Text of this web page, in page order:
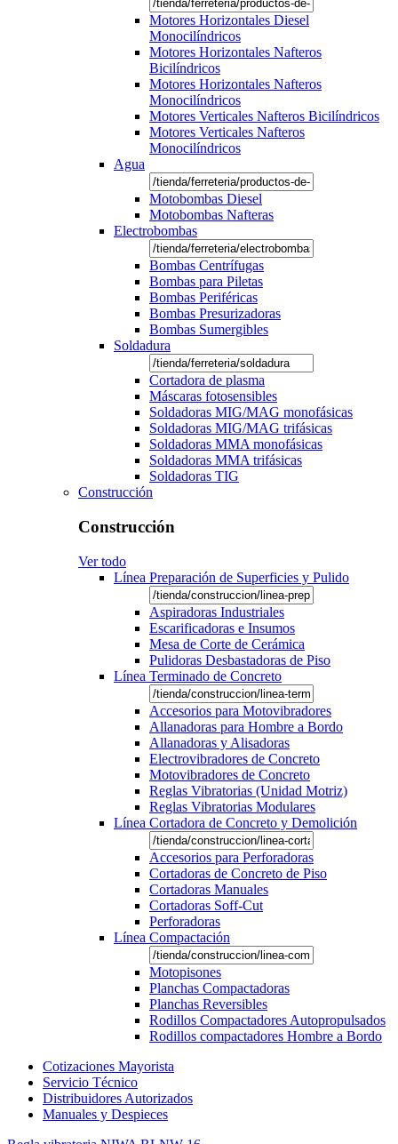
Motores Horizontales Diesel
Monocilíndricos
Motores Horizontales Nafteros
Bicilíndricos
Motores Horizontales Nafteros
Monocilíndricos
Motores Verticales Nafteros Bicilíndricos
Motores Verticales Nafteros
Monocilíndricos
Agua
Motobombas Diesel
Motobombas Nafteras
Electrobombas
Bombas Centrífugas
Bombas para Piletas
Bombas Periféricas
Bombas Presurizadoras
Bombas Sumergibles
Soldadura
Cortadora de plasma
Máscaras fotosensibles
Soldadoras MIG/MAG monofásicas
Soldadoras MIG/MAG trifásicas
Soldadoras MMA monofásicas
Soldadoras MMA trifásicas
Soldadoras TIG
Construcción
Construcción
Ver todo
Línea Preparación de Superficies y Pulido
Aspiradoras Industriales
Escarificadoras e Insumos
Mesa de Corte de Cerámica
Pulidoras Desbastadoras de Piso
Línea Terminado de Concreto
Accesorios para Motovibradores
Allanadoras para Hombre a Bordo
Allanadoras y Alisadoras
Electrovibradores de Concreto
Motovibradores de Concreto
Reglas Vibratorias (Unidad Motriz)
Reglas Vibratorias Modulares
Línea Cortadora de Concreto y Demolición
Accesorios para Perforadoras
Cortadoras de Concreto de Piso
Cortadoras Manuales
Cortadoras Soff-Cut
Perforadoras
Línea Compactación
Motopisones
Planchas Compactadoras
Planchas Reversibles
Rodillos Compactadores Autopropulsados
Rodillos compactadores Hombre a Bordo
Cotizaciones Mayorista
Servicio Técnico
Distribuidores Autorizados
Manuales y Despieces